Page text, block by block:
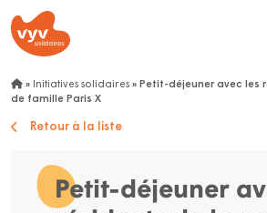
» Initiatives solidaires » Petit-déjeuner avec les
de famille Paris X
Retour à la liste
Petit-déjeuner